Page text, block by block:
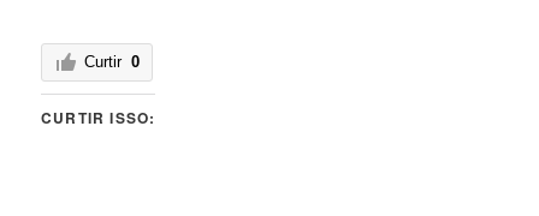
Curtir 0
CURTIR ISSO: